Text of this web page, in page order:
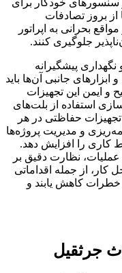
سنسورهای خودکار برای
بروز تصادفات
بحرانی به اپراتور
جلوگیری کنند.
پیشگیرانه
جانبی آن‌ها باید
و ایمن این تجهیزات
استفاده از بلت‌های
حفاظتی در هر
و مدیریت پروژه‌ها
کاری را افزایش دهد.
نظارت دقیق بر
کار، از جمله اقداماتی
خطرات کاهش یابند و
جرثقیل